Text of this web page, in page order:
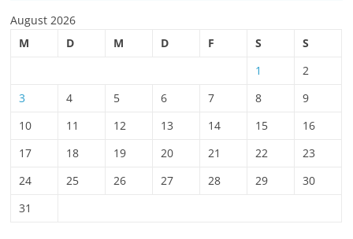
August 2026
M
D M D F S
S
1
2
3
4 5 6 7 8
9
10
11 12 13 14 15
16
17
18 19 20 21 22
23
24
25 26 27 28 29
30
31